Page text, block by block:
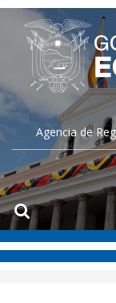
Agencia de